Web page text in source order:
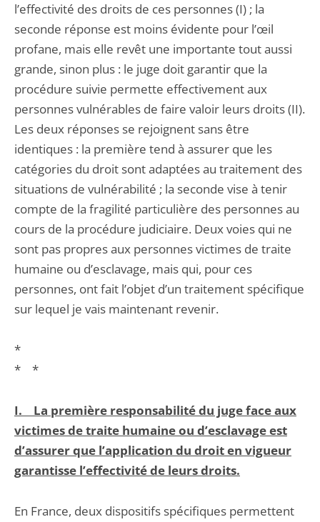
l’effectivité des droits de ces personnes (I) ; la
seconde réponse est moins évidente pour l’œil
profane, mais elle revêt une importante tout aussi
grande, sinon plus : le juge doit garantir que la
procédure suivie permette effectivement aux
personnes vulnérables de faire valoir leurs droits (II).
Les deux réponses se rejoignent sans être
identiques : la première tend à assurer que les
catégories du droit sont adaptées au traitement des
situations de vulnérabilité ; la seconde vise à tenir
compte de la fragilité particulière des personnes au
cours de la procédure judiciaire. Deux voies qui ne
sont pas propres aux personnes victimes de traite
humaine ou d’esclavage, mais qui, pour ces
personnes, ont fait l’objet d’un traitement spécifique
sur lequel je vais maintenant revenir.
*
* *
I. La première responsabilité du juge face aux
victimes de traite humaine ou d’esclavage est
d’assurer que l’application du droit en vigueur
garantisse l’effectivité de leurs droits.
En France, deux dispositifs spécifiques permettent